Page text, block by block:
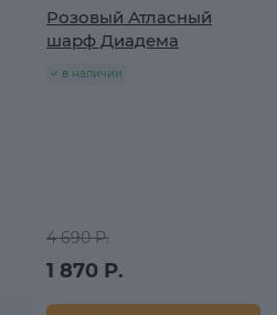
Розовый Атласный
шарф Диадема
в наличии
4 690 Р.
1 870 Р.